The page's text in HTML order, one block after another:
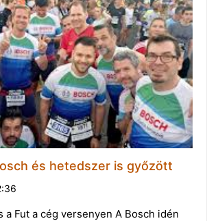
és hetedszer is győzött
a Fut a cég versenyen A Bosch idén